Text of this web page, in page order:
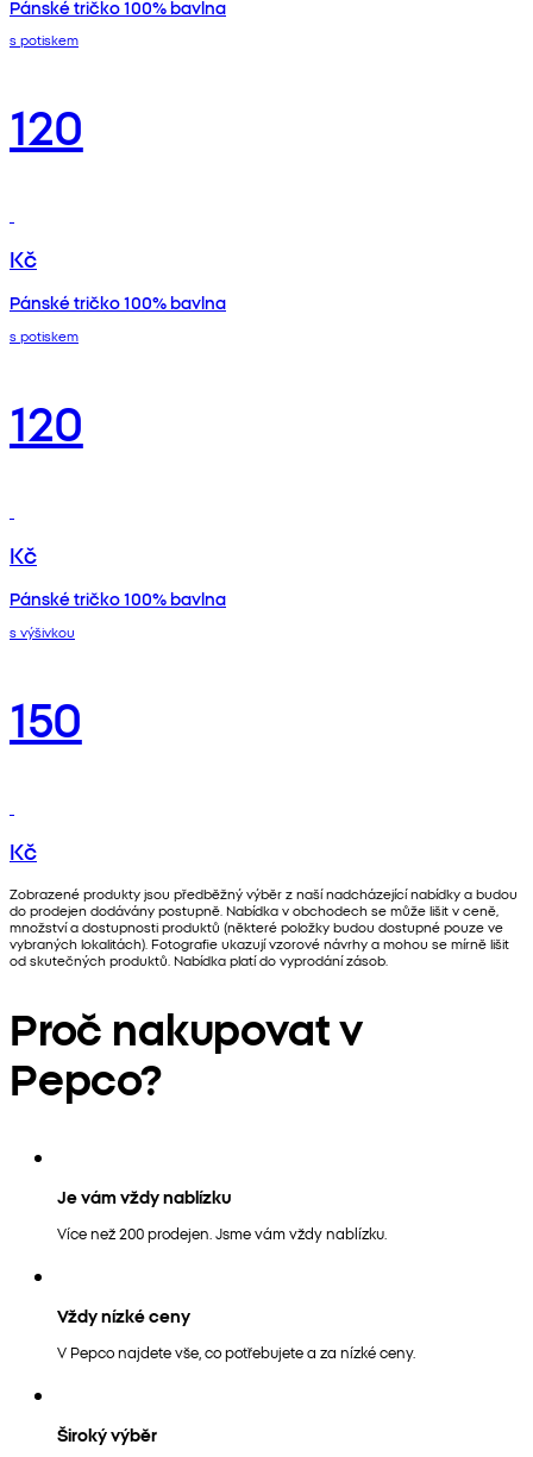
Pánské tričko 100% bavlna
s potiskem
120
Kč
Pánské tričko 100% bavlna
s potiskem
120
Kč
Pánské tričko 100% bavlna
s výšivkou
150
Kč
Zobrazené produkty jsou předběžný výběr z naší nadcházející nabídky a budou
do prodejen dodávány postupně. Nabídka v obchodech se může lišit v ceně,
množství a dostupnosti produktů (některé položky budou dostupné pouze ve
vybraných lokalitách). Fotografie ukazují vzorové návrhy a mohou se mírně lišit
od skutečných produktů. Nabídka platí do vyprodání zásob.
Proč nakupovat v
Pepco?
Je vám vždy nablízku
Více než 200 prodejen. Jsme vám vždy nablízku.
Vždy nízké ceny
V Pepco najdete vše, co potřebujete a za nízké ceny.
Široký výběr